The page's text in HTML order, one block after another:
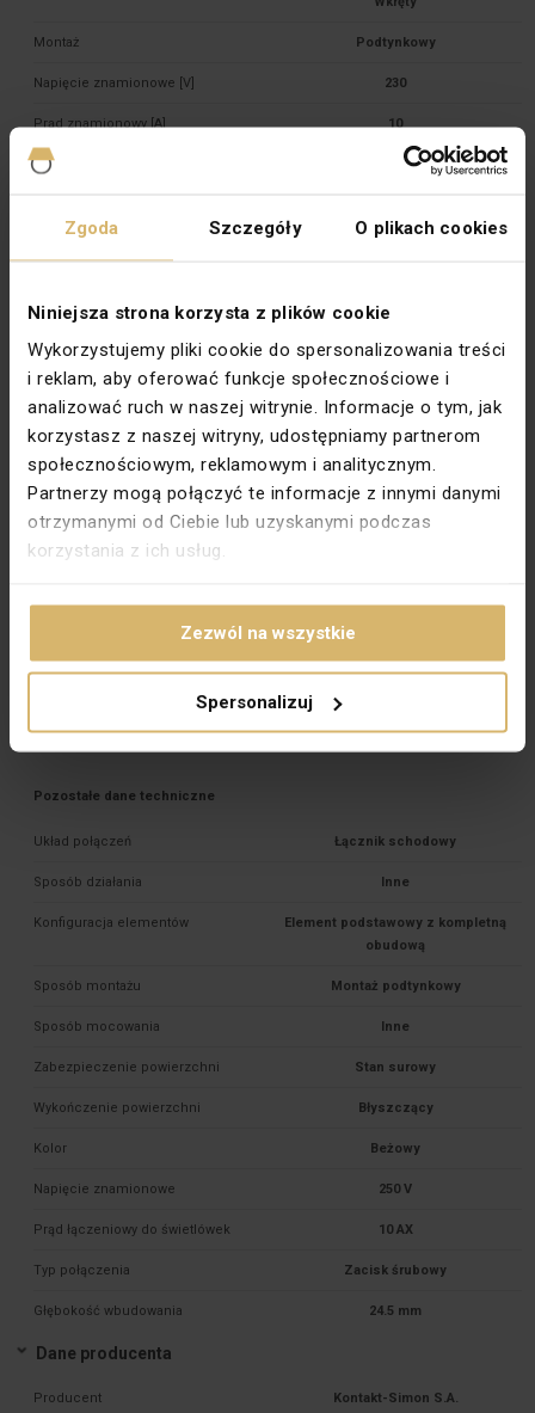
Zgoda Szczegóły O plikach cookies
Niniejsza strona korzysta z plików cookie
Wykorzystujemy pliki cookie do spersonalizowania treści
i reklam, aby oferować funkcje społecznościowe i
analizować ruch w naszej witrynie. Informacje o tym, jak
korzystasz z naszej witryny, udostępniamy partnerom
społecznościowym, reklamowym i analitycznym.
Partnerzy mogą połączyć te informacje z innymi danymi
otrzymanymi od Ciebie lub uzyskanymi podczas
korzystania z ich usług.
Zezwól na wszystkie
Spersonalizuj
Montaż Podtynkowy
Napięcie znamionowe [V] 230
Prąd znamionowy [A] 10
Rodzaj Schodowe
Szerokość [mm]
Podtynkowy
Wysokość [mm] 80,5
Zabezpieczenie powierzchni Naturalne
Wykończenie powierzchni Błyszczące
Podświetlenie Nie
PKWIU 27.33.11.0
Pozostałe dane techniczne
Układ połączeń Łącznik schodowy
Sposób działania Inne
Konfiguracja elementów
Element podstawowy z kompletną
obudową
Sposób montażu Montaż podtynkowy
Sposób mocowania Inne
Zabezpieczenie powierzchni Stan surowy
Wykończenie powierzchni Błyszczący
Kolor Beżowy
Napięcie znamionowe 250 V
Prąd łączeniowy do świetlówek 10 AX
Typ połączenia Zacisk śrubowy
Głębokość wbudowania 24.5 mm
Dane producenta
Producent Kontakt-Simon S.A.